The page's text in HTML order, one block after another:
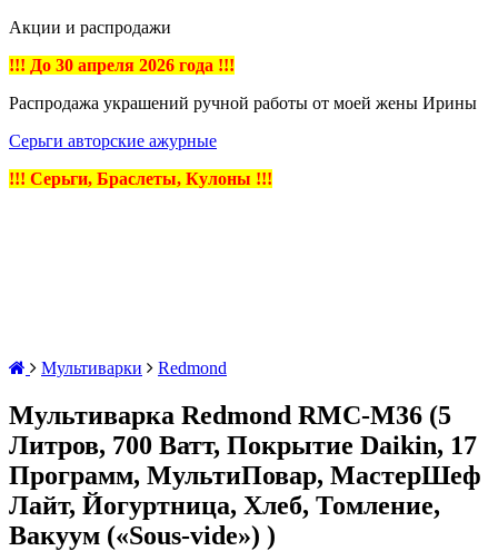
Акции и распродажи
!!! До 30 апреля 2026 года !!!
Распродажа украшений ручной работы от моей жены Ирины
Серьги авторские ажурные
!!! Серьги, Браслеты, Кулоны !!!
Мультиварки Redmond
Мультиварка Redmond RMC-M36 (5
Литров, 700 Ватт, Покрытие Daikin, 17
Программ, МультиПовар, МастерШеф
Лайт, Йогуртница, Хлеб, Томление,
Вакуум («Sous-vide») )